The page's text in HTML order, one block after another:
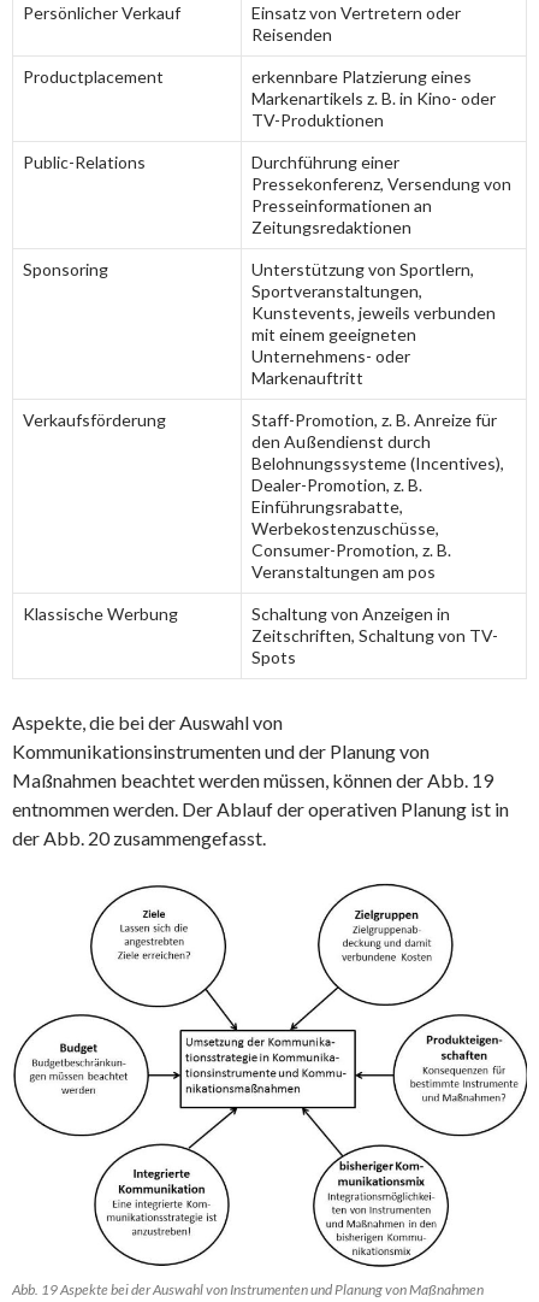
Persönlicher Verkauf
Einsatz von Vertretern oder
Reisenden
Productplacement
erkennbare Platzierung eines
Markenartikels z. B. in Kino- oder
TV-Produktionen
Public-Relations
Durchführung einer
Pressekonferenz, Versendung von
Presseinformationen an
Zeitungsredaktionen
Sponsoring
Unterstützung von Sportlern,
Sportveranstaltungen,
Kunstevents, jeweils verbunden
mit einem geeigneten
Unternehmens- oder
Markenauftritt
Verkaufsförderung
Staff-Promotion, z. B. Anreize für
den Außendienst durch
Belohnungssysteme (Incentives),
Dealer-Promotion, z. B.
Einführungsrabatte,
Werbekostenzuschüsse,
Consumer-Promotion, z. B.
Veranstaltungen am pos
Klassische Werbung
Schaltung von Anzeigen in
Zeitschriften, Schaltung von TV-
Spots
Aspekte, die bei der Auswahl von
Kommunikationsinstrumenten und der Planung von
Maßnahmen beachtet werden müssen, können der Abb. 19
entnommen werden. Der Ablauf der operativen Planung ist in
der Abb. 20 zusammengefasst.
Abb. 19 Aspekte bei der Auswahl von Instrumenten und Planung von Maßnahmen